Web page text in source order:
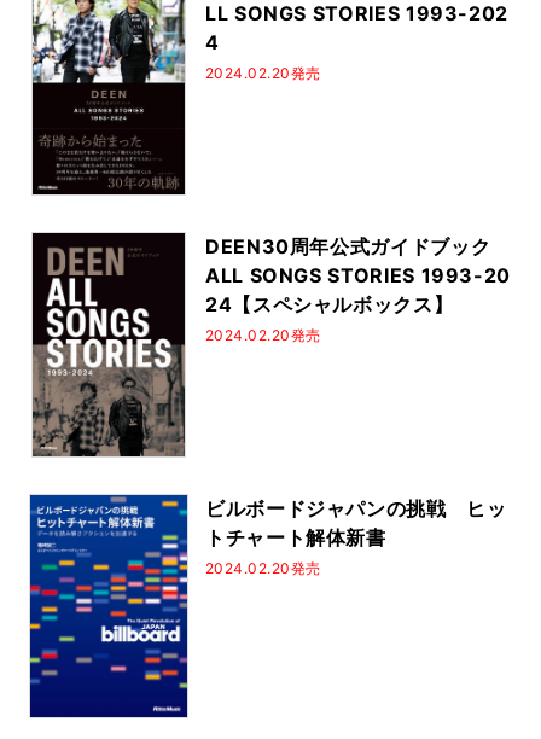
LL SONGS STORIES 1993-202
4
2024.02.20発売
DEEN30周年公式ガイドブック
ALL SONGS STORIES 1993-20
24【スペシャルボックス】
2024.02.20発売
ビルボードジャパンの挑戦 ヒッ
トチャート解体新書
2024.02.20発売